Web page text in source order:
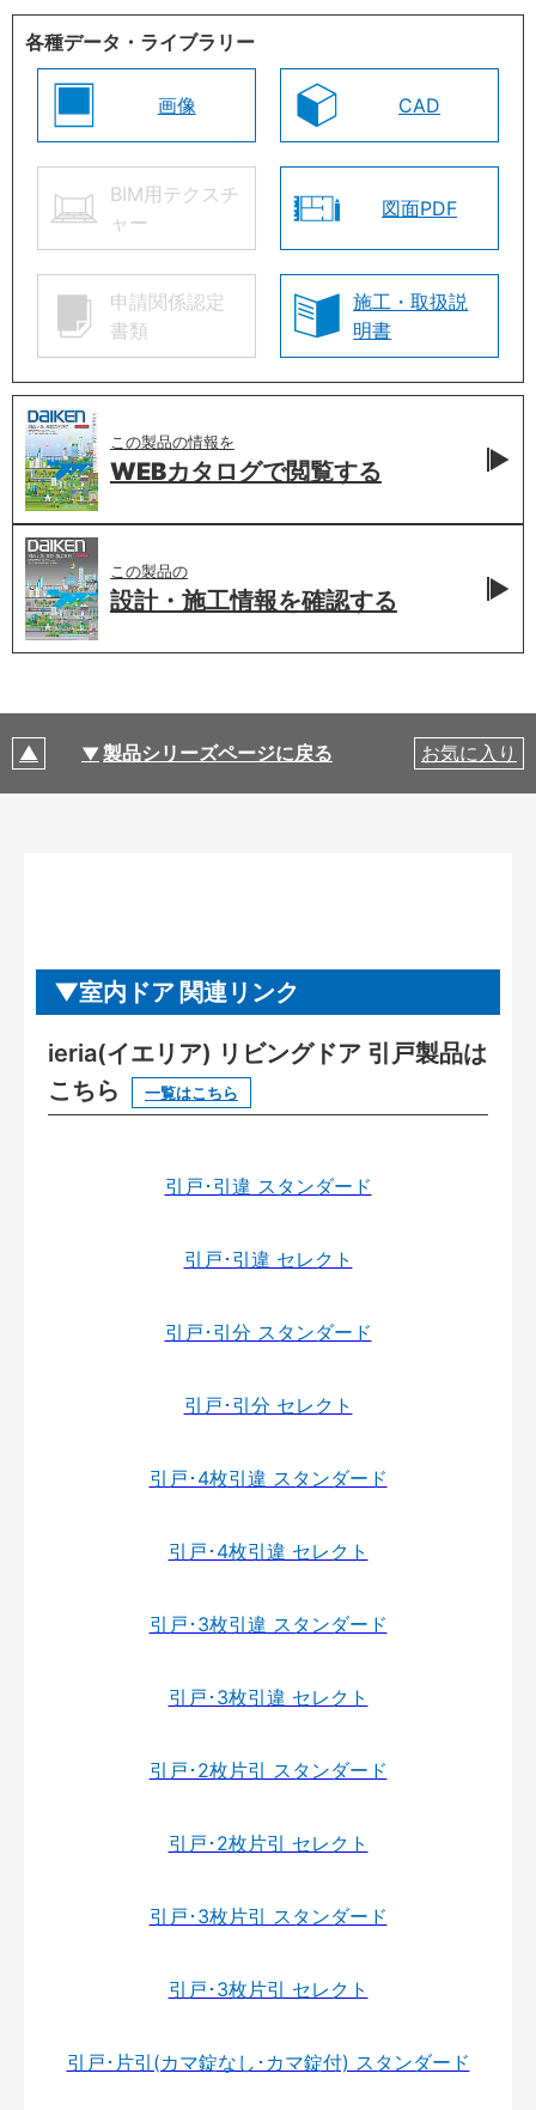
各種データ・ライブラリー
画像 CAD
BIM用テクスチ
ャー
図面PDF
申請関係認定
書類
施工・取扱説
明書
この製品の情報を
WEBカタログで閲覧する
この製品の
設計・施工情報を確認する
製品シリーズページに戻る お気に入り
室内ドア 関連リンク
ieria(イエリア) リビングドア 引戸製品は
こちら
一覧はこちら
引戸･引違 スタンダード
引戸･引違 セレクト
引戸･引分 スタンダード
引戸･引分 セレクト
引戸･4枚引違 スタンダード
引戸･4枚引違 セレクト
引戸･3枚引違 スタンダード
引戸･3枚引違 セレクト
引戸･2枚片引 スタンダード
引戸･2枚片引 セレクト
引戸･3枚片引 スタンダード
引戸･3枚片引 セレクト
引戸･片引(カマ錠なし･カマ錠付) スタンダード